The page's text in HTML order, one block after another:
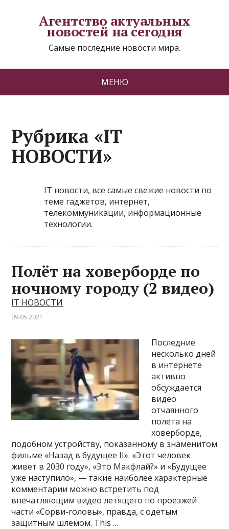
Агентство актуальных
новостей на сегодня
Самые последние новости мира.
МЕНЮ
Рубрика «IT
НОВОСТИ»
IT новости, все самые свежие новости по
теме гаджетов, интернет,
телекоммуникации, информационные
технологии.
Полёт на ховерборде по
ночному городу (2 видео)
IT НОВОСТИ
09.05.2021
Последние
несколько дней
в интернете
активно
обсуждается
видео
отчаянного
полета на
ховерборде,
подобном устройству, показанному в знаменитом
фильме «Назад в будущее II». «Этот человек
живет в 2030 году», «Это Макфлай?» и «Будущее
уже наступило», — такие наиболее характерные
комментарии можно встретить под
впечатляющим видео летящего по проезжей
части «Сорви-головы», правда, с одетым
защитным шлемом. This …